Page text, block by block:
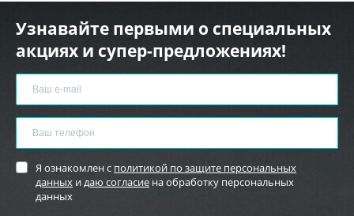
Узнавайте первыми о специальных
акциях и супер-предложениях!
Я ознакомлен с политикой по защите персональных
данных идаю согласие на обработку персональных
данных